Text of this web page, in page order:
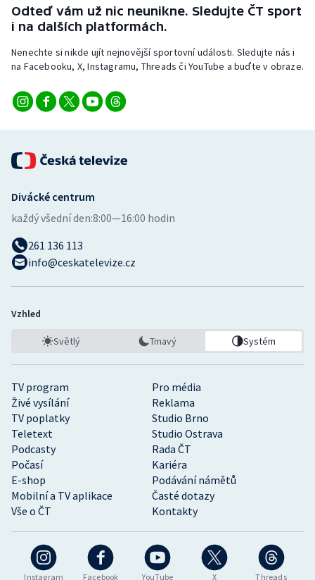
Odteď vám už nic neunikne. Sledujte ČT sport
i na dalších platformách.
Nenechte si nikde ujít nejnovější sportovní události. Sledujte nás i
na Facebooku, X, Instagramu, Threads či YouTube a buďte v obraze.
Instagram Facebook YouTube X Threads
TV program
Pro média
Živé vysílání
Reklama
TV poplatky
Studio Brno
Teletext
Studio Ostrava
Podcasty
Rada ČT
Počasí
Kariéra
E-shop
Podávání námětů
Mobilní a TV aplikace
Časté dotazy
Vše o ČT
Kontakty
Divácké centrum
každý všední den:8:00—16:00 hodin
261 136 113
info@ceskatelevize.cz
Vzhled
Světlý Tmavý Systém